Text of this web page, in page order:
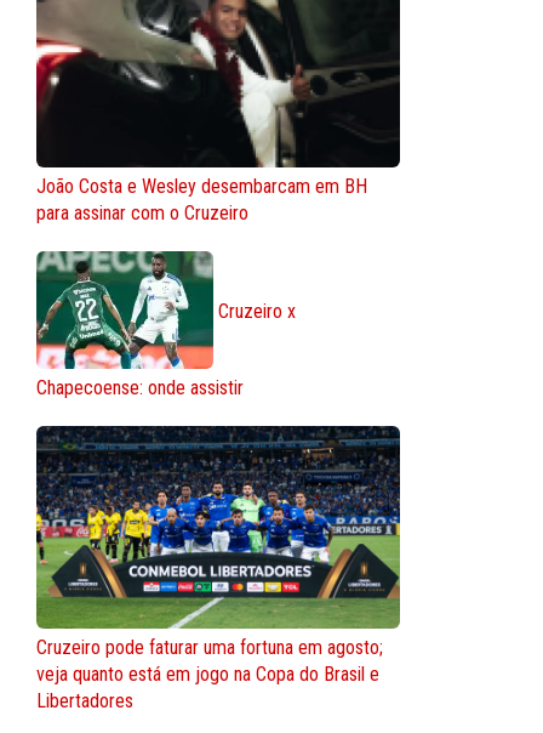
João Costa e Wesley desembarcam em BH
para assinar com o Cruzeiro
Cruzeiro x
Chapecoense: onde assistir
Cruzeiro pode faturar uma fortuna em agosto;
veja quanto está em jogo na Copa do Brasil e
Libertadores